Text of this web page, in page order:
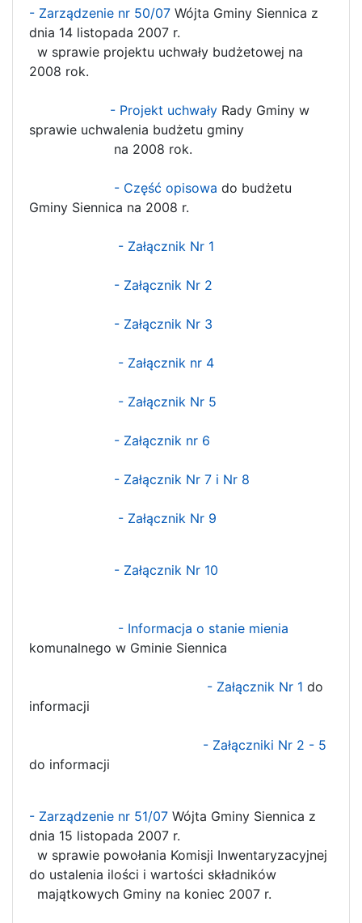
- Zarządzenie nr 50/07 Wójta Gminy Siennica z
dnia 14 listopada 2007 r.
w sprawie projektu uchwały budżetowej na
2008 rok.
- Projekt uchwały Rady Gminy w
sprawie uchwalenia budżetu gminy
na 2008 rok.
- Część opisowa do budżetu
Gminy Siennica na 2008 r.
- Załącznik Nr 1
- Załącznik Nr 2
- Załącznik Nr 3
- Załącznik nr 4
- Załącznik Nr 5
- Załącznik nr 6
- Załącznik Nr 7 i Nr 8
- Załącznik Nr 9
- Załącznik Nr 10
- Informacja o stanie mienia
komunalnego w Gminie Siennica
- Załącznik Nr 1 do
informacji
- Załączniki Nr 2 - 5
do informacji
- Zarządzenie nr 51/07 Wójta Gminy Siennica z
dnia 15 listopada 2007 r.
w sprawie powołania Komisji Inwentaryzacyjnej
do ustalenia ilości i wartości składników
majątkowych Gminy na koniec 2007 r.